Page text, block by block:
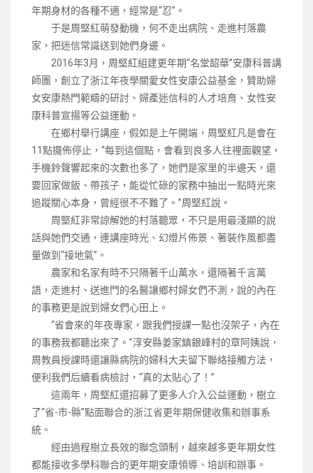
年期身材的各種不適，經常是“忍”。
于是周堅紅萌發動機，何不走出病院、走進村落農
家，把迷信常識送到她們身邊。
2016年3月，周堅紅組建更年期“名堂韶華”安康科普講
師團，創立了浙江年夜學關愛女性安康公益基金，贊助婦
女安康熱門範疇的研討、婦產迷信科的人才培育、女性安
康科普宣揚等公益運動。
在鄉村舉行講座，假如是上午開端，周堅紅凡是會在
11點擺佈停止，“每到這個點，會看到良多人往裡面觀望，
手機鈴聲響起來的次數也多了，她們是家里的半邊天，還
要回家做飯、帶孩子，能從忙碌的家務中抽出一點時光來
追蹤關心本身，曾經很不不難了。”周堅紅說。
周堅紅非常諒解她的村落聽眾，不只是用最淺顯的說
話與她們交通，連講座時光、幻燈片佈景、著裝作風都盡
量做到“接地氣”。
農家和名家有時不只隔著千山萬水，還隔著千言萬
語，走進村、送進門的名醫讓鄉村婦女們不測，說的內在
的事務更是說到婦女們心田上。
“省會來的年夜專家，跟我們授課一點也沒架子，內在
的事務我都聽出來了。”淳安縣姜家鎮銀峰村的章阿姨說，
周教員授課時還讓縣病院的婦科大夫留下聯絡接觸方法，
便利我們后續看病檢討，“真的太貼心了！”
這兩年，周堅紅還招募了更多人介入公益運動，樹立
了“省-市-縣”點面聯合的浙江省更年期保健收集和辦事系
統。
經由過程樹立長效的聯念頭制，越來越多更年期女性
都能接收多學科聯合的更年期安康領導、培訓和辦事。